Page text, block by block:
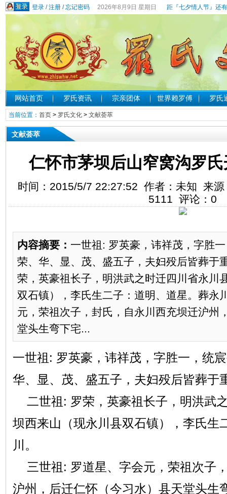
登录/注册/忘记密码 2026年8月9日 星期日 距『七夕情人节』还
网站首页 罗氏资讯 宗亲团体 世界赖罗傅 罗氏
当前位置： 首页> 罗氏文化> 文献荟萃
文献荟萃
仁怀市茅坝后山窄窝沟罗
时间：2015/5/7 22:27:52 作者：未知 来
5111 评论： 0
内容摘要： 一世祖: 罗英豪，讳祥茂，字胜
荣、华、显、茂、盛五子，夫妇殁后皆葬于
荣，英豪祖长子，明洪武之时迁四川省永川
双石镇），李氏生二子：道明、道星。葬永
元，荣祖次子，封氏，自永川西充坝迁沪州
堂头生弯下宅...
一世祖: 罗英豪，讳祥茂，字胜一，统
华、显、茂、盛五子，夫妇殁后皆葬于
二世祖: 罗荣，英豪祖长子，明洪武
坝西来山（现永川县双石镇），李氏生
川。
三世祖: 罗道星、字会元，荣祖次子
沪州，后迁仁怀（今习水）县天堂头生